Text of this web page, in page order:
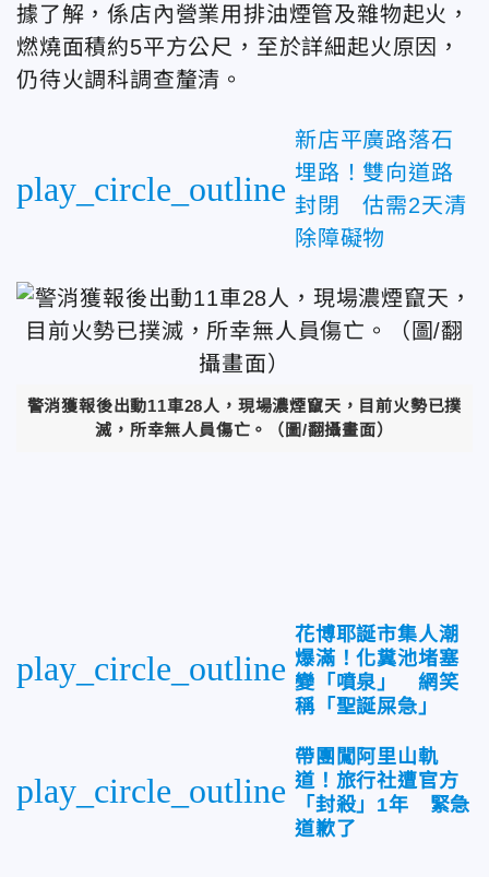
據了解，係店內營業用排油煙管及雜物起火，
燃燒面積約5平方公尺，至於詳細起火原因，
仍待火調科調查釐清。
play_circle_outline
新店平廣路落石
埋路！雙向道路
封閉 估需2天清
除障礙物
警消獲報後出動11車28人，現場濃煙竄天，目前火勢已撲
滅，所幸無人員傷亡。（圖/翻攝畫面）
play_circle_outline
花博耶誕市集人潮
爆滿！化糞池堵塞
變「噴泉」 網笑
稱「聖誕屎急」
play_circle_outline
帶團闖阿里山軌
道！旅行社遭官方
「封殺」1年 緊急
道歉了